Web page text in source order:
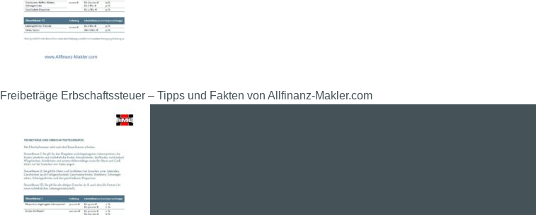
Freibeträge Erbschaftssteuer – Tipps und Fakten von Allfinanz-Makler.com